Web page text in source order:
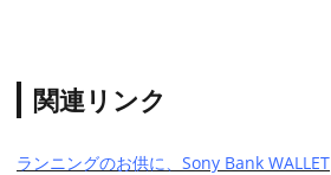
関連リンク
ランニングのお供に、Sony Bank WALLET